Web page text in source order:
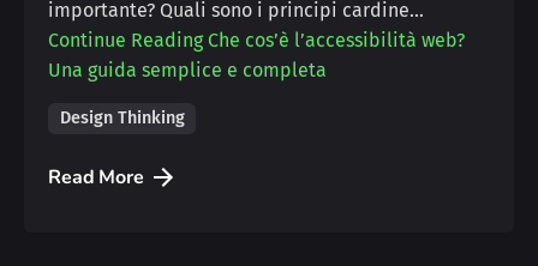
importante? Quali sono i principi cardine…
Continue ReadingChe cos’è l’accessibilità web?
Una guida semplice e completa
Design Thinking
Read More